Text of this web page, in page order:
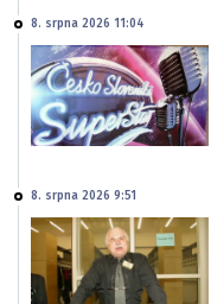
8. srpna 2026 11:04
8. srpna 2026 9:51